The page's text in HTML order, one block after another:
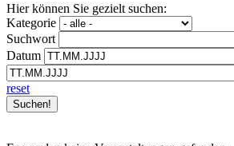
Hier können Sie gezielt suchen:
Kategorie
Suchwort
Datum
reset